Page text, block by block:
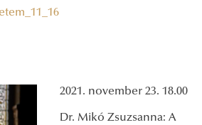
2021. november 23. 18.00
Dr. Mikó Zsuzsanna: A